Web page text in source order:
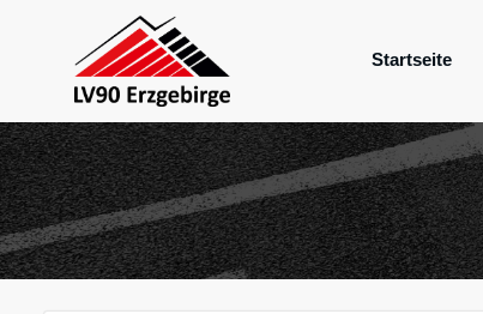
springen
Startseite